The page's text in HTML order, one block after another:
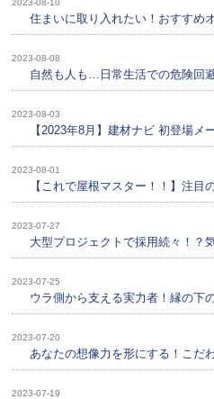
住まいに取り入れたい！おすすめ
2023-08-08
自然も人も…日常生活での危険回
2023-08-03
【2023年8月】建材ナビ 初登場メ
2023-08-01
【これで屋根マスター！！】注目
2023-07-27
大型プロジェクトで採用続々！？
2023-07-25
ウラ側から支える実力者！縁の下
2023-07-20
あなたの想像力を形にする！こだ
2023-07-19